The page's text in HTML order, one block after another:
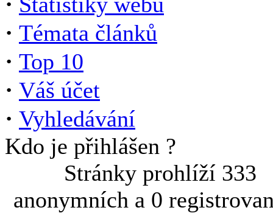
· Témata článků
· Top 10
· Váš účet
· Vyhledávání
Kdo je přihlášen ?
Stránky prohlíží 333
anonymních a 0